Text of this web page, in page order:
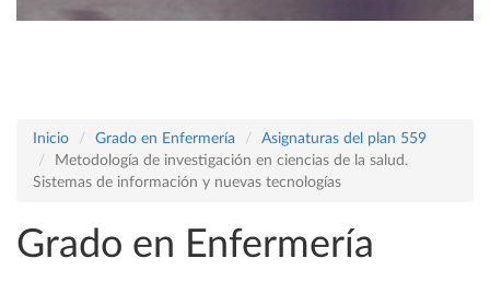
Inicio Grado en Enfermería
Asignaturas del plan 559
Metodología de investigación en ciencias de la salud.
Sistemas de información y nuevas tecnologías
Grado en Enfermería